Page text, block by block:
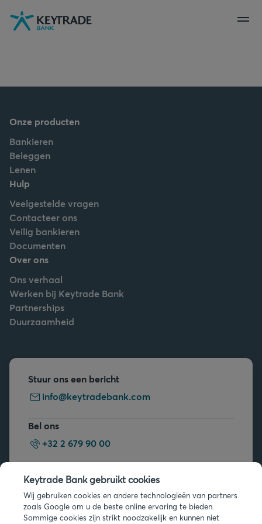
Naar
navigatie
Naar
aanmelden
Naar
inhoud
Onze producten
Bankieren
Beleggen
Lenen
Hulp
Veelgestelde vragen
Contacteer ons
Veilig bankieren
Documenten
Over ons
Ons verhaal
Werken bij Keytrade Bank
Partnerships
Duurzaamheid
Stuur ons een bericht
info@keytradebank.com
Bel ons
+32 2 679 90 00
Veelgestelde vragen
Keytrade Bank gebruikt cookies
Wij gebruiken cookies en andere technologieën van partners
zoals Google om u de beste online ervaring te bieden.
Sommige cookies zijn strikt noodzakelijk en kunnen niet